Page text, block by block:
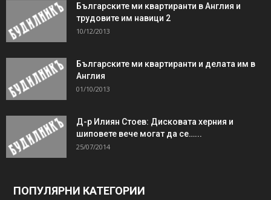
Българските ми квартиранти в Англия и
трудовите им навици 2
10/12/2013
Българските ми квартиранти и делата им в
Англия
01/10/2013
Д-р Илиян Стоев: Дисковата херния и
шиповете вече могат да се…...
25/07/2014
ПОПУЛЯРНИ КАТЕГОРИИ